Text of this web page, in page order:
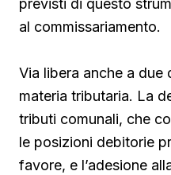
previsti di questo
al commissariamento.
Via libera anche a due
materia tributaria. La
tributi comunali, che
le posizioni debitorie
favore, e l’adesione